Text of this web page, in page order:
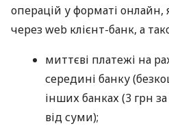
операцій у форматі онлайн,
через web клієнт-банк, а
миттєві платежі на
середині банку
інших банках (3 грн
від суми);